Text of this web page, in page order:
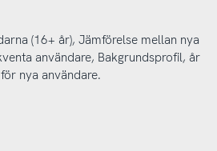
(16+ år), Jämförelse mellan nya
användare, Bakgrundsprofil, år
nya användare.